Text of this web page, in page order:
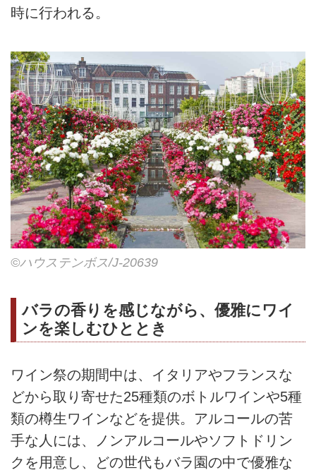
時に行われる。
©ハウステンボス/J-20639
バラの香りを感じながら、優雅にワイ
ンを楽しむひととき
ワイン祭の期間中は、イタリアやフランスな
どから取り寄せた25種類のボトルワインや5種
類の樽生ワインなどを提供。アルコールの苦
手な人には、ノンアルコールやソフトドリン
クを用意し、どの世代もバラ園の中で優雅な